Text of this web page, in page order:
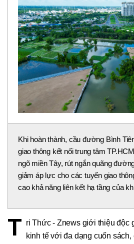
Khi hoàn thành, cầu đường Bình
giao thông kết nối trung tâm
ngõ miền Tây, rút ngắn quãng
giảm áp lực cho các tuyến giao
cao khả năng liên kết hạ tầng của
T ri Thức - Znews giới thiệu độc
kinh tế với đa dạng cuốn